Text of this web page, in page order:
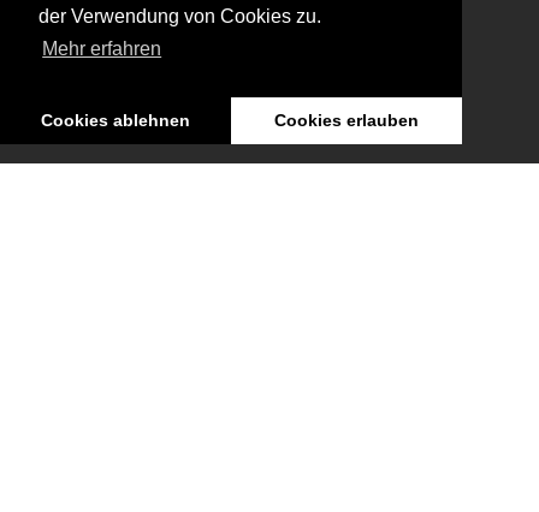
der Verwendung von Cookies zu.
Mehr erfahren
Cookies ablehnen Cookies erlauben